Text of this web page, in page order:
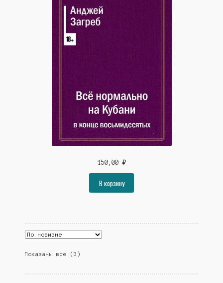
150,00 ₽
В корзину
Показаны все (3)
недавние